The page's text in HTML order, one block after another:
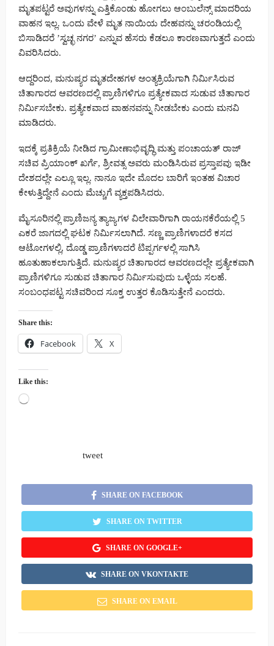
ಮೃತಪಟ್ಟರೆ ಅವುಗಳನ್ನು ಎತ್ತಿಕೊಂಡು ಹೋಗಲು ಆಂಬುಲೆನ್ಸ್ ಮಾದರಿಯ
ವಾಹನ ಇಲ್ಲ. ಒಂದು ವೇಳೆ ಮೃತ ನಾಯಿಯ ದೇಹವನ್ನು ಚರಂಡಿಯಲ್ಲಿ
ಬಿಸಾಡಿದರೆ ʼಸ್ವಚ್ಛ ನಗರʼ ಎನ್ನುವ ಹೆಸರು ಕೆಡಲೂ ಕಾರಣವಾಗುತ್ತದೆ ಎಂದು
ವಿವರಿಸಿದರು.
ಆದ್ದರಿಂದ, ಮನುಷ್ಯರ ಮೃತದೇಹಗಳ ಅಂತ್ಯಕ್ರಿಯೆಗಾಗಿ ನಿರ್ಮಿಸಿರುವ
ಚಿತಾಗಾರದ ಆವರಣದಲ್ಲಿ ಪ್ರಾಣಿಗಳಿಗೂ ಪ್ರತ್ಯೇಕವಾದ ಸುಡುವ ಚಿತಾಗಾರ
ನಿರ್ಮಿಸಬೇಕು. ಪ್ರತ್ಯೇಕವಾದ ವಾಹನವನ್ನು ನೀಡಬೇಕು ಎಂದು ಮನವಿ
ಮಾಡಿದರು.
ಇದಕ್ಕೆ ಪ್ರತಿಕ್ರಿಯೆ ನೀಡಿದ ಗ್ರಾಮೀಣಾಭಿವೃದ್ಧಿ ಮತ್ತು ಪಂಚಾಯತ್ ರಾಜ್
ಸಚಿವ ಪ್ರಿಯಾಂಕ್ ಖರ್ಗೆ, ಶ್ರೀವತ್ಸ ಅವರು ಮಂಡಿಸಿರುವ ಪ್ರಸ್ತಾಪವು ಇಡೀ
ದೇಶದಲ್ಲೇ ಎಲ್ಲೂ ಇಲ್ಲ. ನಾನೂ ಇದೇ ಮೊದಲ ಬಾರಿಗೆ ಇಂತಹ ವಿಚಾರ
ಕೇಳುತ್ತಿದ್ದೇನೆ ಎಂದು ಮೆಚ್ಚುಗೆ ವ್ಯಕ್ತಪಡಿಸಿದರು.
ಮೈಸೂರಿನಲ್ಲಿ ಪ್ರಾಣಿಜನ್ಯ ತ್ಯಾಜ್ಯಗಳ ವಿಲೇವಾರಿಗಾಗಿ ರಾಯನಕೆರೆಯಲ್ಲಿ 5
ಎಕರೆ ಜಾಗದಲ್ಲಿ ಘಟಕ ನಿರ್ಮಿಸಲಾಗಿದೆ. ಸಣ್ಣ ಪ್ರಾಣಿಗಳಾದರೆ ಕಸದ
ಆಟೋಗಳಲ್ಲಿ, ದೊಡ್ಡ ಪ್ರಾಣಿಗಳಾದರೆ ಟಿಪ್ಪರ್ಗಳಲ್ಲಿ ಸಾಗಿಸಿ
ಹೂತುಹಾಕಲಾಗುತ್ತಿದೆ. ಮನುಷ್ಯರ ಚಿತಾಗಾರದ ಆವರಣದಲ್ಲೇ ಪ್ರತ್ಯೇಕವಾಗಿ
ಪ್ರಾಣಿಗಳಿಗೂ ಸುಡುವ ಚಿತಾಗಾರ ನಿರ್ಮಿಸುವುದು ಒಳ್ಳೆಯ ಸಲಹೆ.
ಸಂಬಂಧಪಟ್ಟ ಸಚಿವರಿಂದ ಸೂಕ್ತ ಉತ್ತರ ಕೊಡಿಸುತ್ತೇನೆ ಎಂದರು.
Share this:
Facebook X
Like this:
Loading…
tweet
SHARE ON FACEBOOK
SHARE ON TWITTER
SHARE ON GOOGLE+
SHARE ON VKONTAKTE
SHARE ON EMAIL